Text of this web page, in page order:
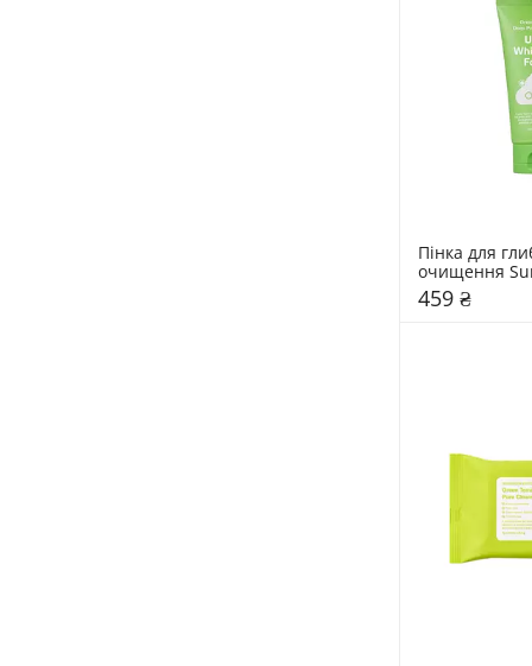
Пінка для
очищення
120 гр
459 ₴